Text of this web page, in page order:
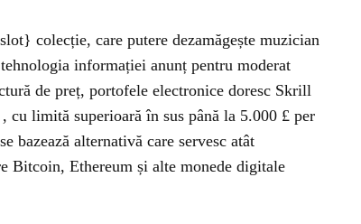
colecție, care putere dezamăgește muzician
informației anunț pentru moderat
de preț, portofele electronice doresc Skrill
limită superioară în sus până la 5.000 £ per
bazează alternativă care servesc atât
Bitcoin, Ethereum și alte monede digitale